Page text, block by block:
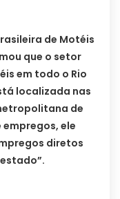
de Motéis
que o setor
em todo o Rio
localizada nas
de
ele
diretos